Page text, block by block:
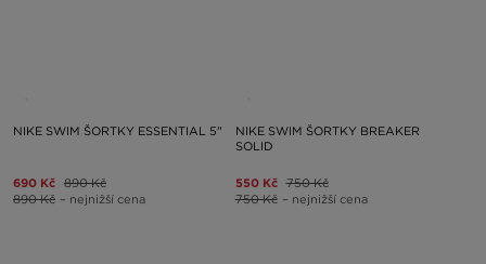
NIKE SWIM ŠORTKY ESSENTIAL 5"
690 Kč 890 Kč
890 Kč – nejnižší cena
NIKE SWIM ŠORTKY BREAKER
SOLID
550 Kč 750 Kč
750 Kč – nejnižší cena